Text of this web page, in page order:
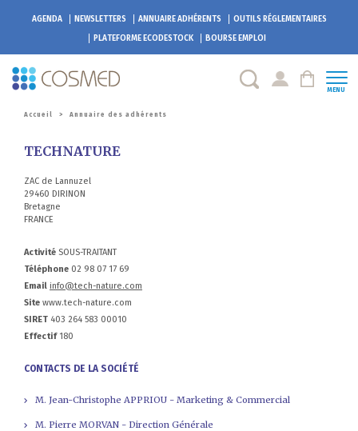
AGENDA NEWSLETTERS ANNUAIRE ADHÉRENTS
OUTILS RÉGLEMENTAIRES
PLATEFORMEECODESTOCK BOURSE EMPLOI
MENU
Accueil > Annuaire des adhérents
TECHNATURE
ZAC de Lannuzel
29460 DIRINON
Bretagne
FRANCE
Activité SOUS-TRAITANT
Téléphone 02 98 07 17 69
Email info@tech-nature.com
Site www.tech-nature.com
SIRET 403 264 583 00010
Effectif180
CONTACTS DE LA SOCIÉTÉ
M. Jean-Christophe APPRIOU - Marketing & Commercial
M. Pierre MORVAN - Direction Générale